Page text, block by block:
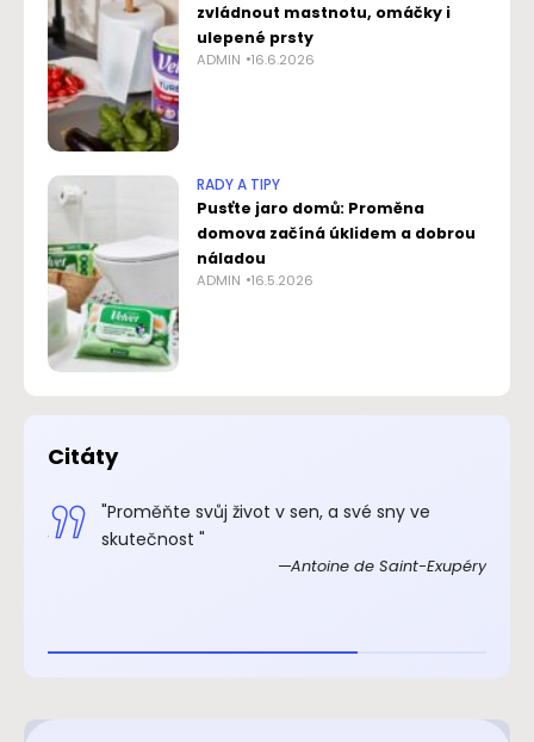
zvládnout mastnotu, omáčky i
ulepené prsty
ADMIN 16.6.2026
RADY A TIPY
Pusťte jaro domů: Proměna
domova začíná úklidem a dobrou
náladou
ADMIN 16.5.2026
Citáty
"Proměňte svůj život v sen, a své sny ve
skutečnost "
Antoine de Saint-Exupéry